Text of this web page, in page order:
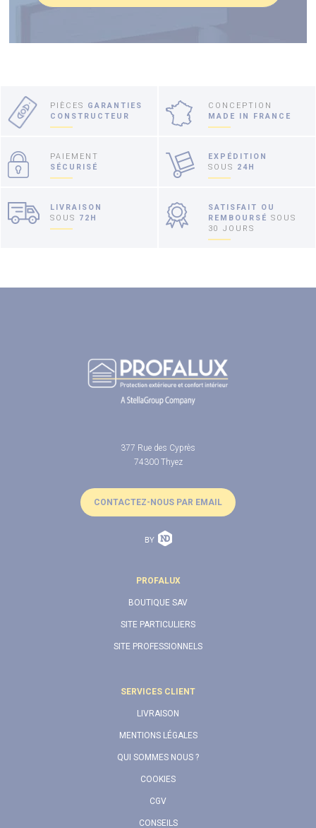
PIÈCES GARANTIES
CONSTRUCTEUR
CONCEPTION
MADE IN FRANCE
PAIEMENT
SÉCURISÉ
EXPÉDITION
SOUS 24H
LIVRAISON
SOUS 72H
SATISFAIT OU
REMBOURSÉ SOUS
30 JOURS
377 Rue des Cyprès
74300 Thyez
CONTACTEZ-NOUS PAR EMAIL
PROFALUX
BOUTIQUE SAV
SITE PARTICULIERS
SITE PROFESSIONNELS
SERVICES CLIENT
LIVRAISON
MENTIONS LÉGALES
QUI SOMMES NOUS ?
COOKIES
CGV
CONSEILS